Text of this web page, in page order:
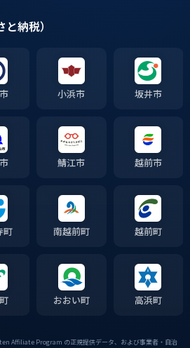
納税）
小浜市 坂井市
鯖江市 越前市
町 南越前町 越前町
おおい町 高浜町
Affiliate Program の正規提供データ、および事業者・自治